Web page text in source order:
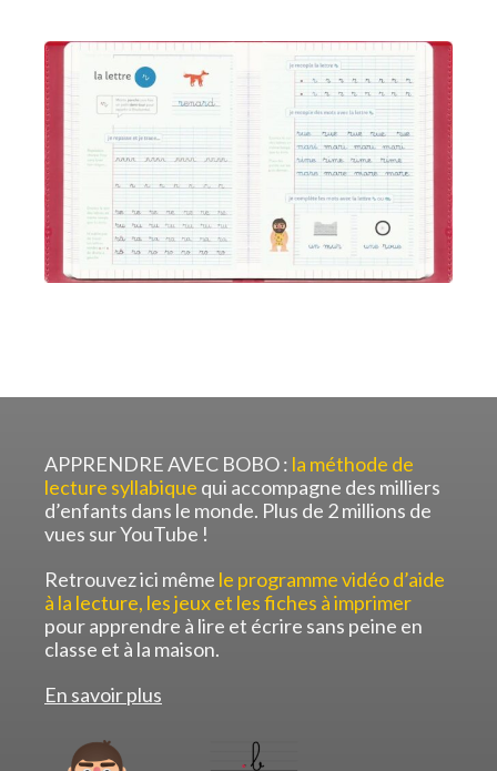
APPRENDRE AVEC BOBO : la méthode de
lecture syllabique qui accompagne des milliers
d’enfants dans le monde. Plus de 2 millions de
vues sur YouTube !
Retrouvez ici même le programme vidéo d’aide
à la lecture, les jeux et les fiches à imprimer
pour apprendre à lire et écrire sans peine en
classe et à la maison.
En savoir plus